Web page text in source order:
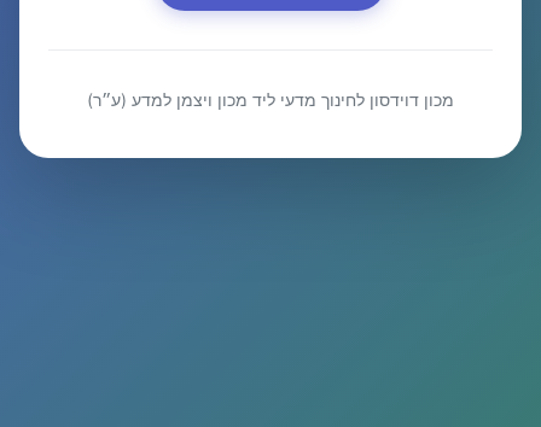
מכון דוידסון לחינוך מדעי ליד מכון ויצמן למדע (ע״ר)